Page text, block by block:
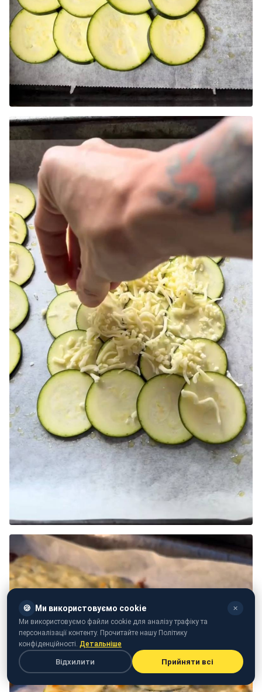
🍪 Ми використовуємо cookie ✕
Ми використовуємо файли cookie для аналізу трафіку та
персоналізації контенту. Прочитайте нашу Політику
конфіденційності. Детальніше
Відхилити Прийняти всі